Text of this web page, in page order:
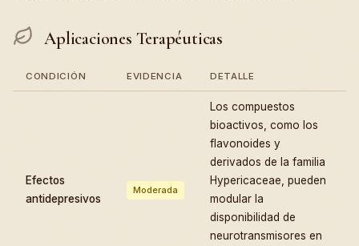
Aplicaciones Terapéuticas
CONDICIÓN EVIDENCIA DETALLE
Efectos
antidepresivos
Moderada
Los compuestos
bioactivos, como los
flavonoides y
derivados de la familia
Hypericaceae, pueden
modular la
disponibilidad de
neurotransmisores en